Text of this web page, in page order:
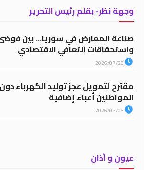
وجهة نظر- بقلم رئيس التحرير
صناعة المعارض في سوريا… بين
واستحقاقات التعافي الاقتصادي
مقترح لتمويل عجز توليد الكهرباء
المواطنين أعباء إضافية
عيون و آذان